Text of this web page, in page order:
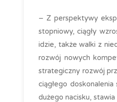
– Z perspektywy
stopniowy, ciągły
idzie, także walki z
rozwój nowych
strategiczny rozwój
ciągłego
dużego nacisku,